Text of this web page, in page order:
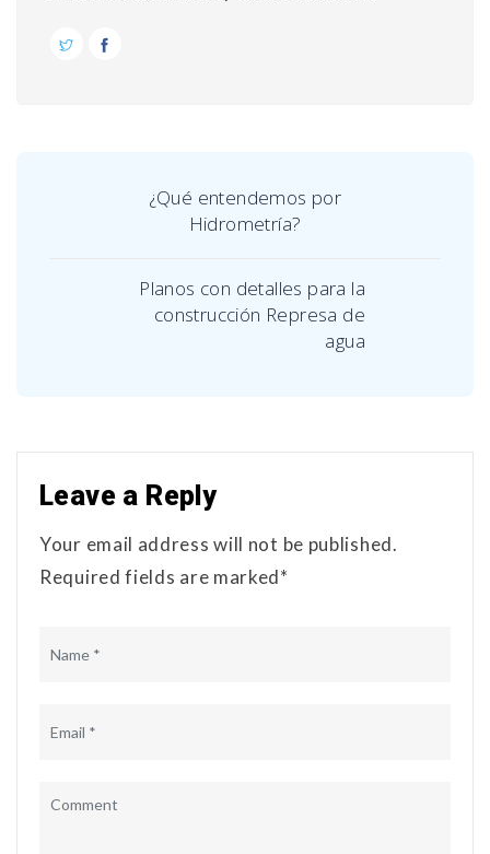
¿Qué entendemos por
Hidrometría?
Planos con detalles para la
construcción Represa de
agua
Leave a Reply
Your email address will not be published.
Required fields are marked*